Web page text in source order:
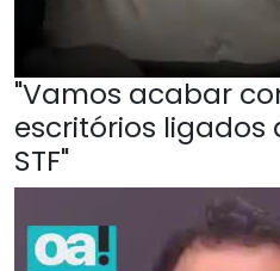
"Vamos acabar
escritórios ligados
STF"